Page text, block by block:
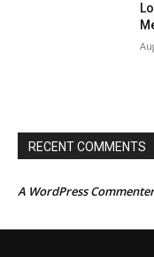
RECENT COMMENTS
A WordPress Commenter